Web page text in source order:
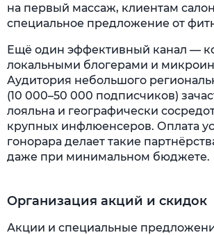
на первый массаж, клиентам
специальное предложение от
Ещё один эффективный канал —
локальными блогерами и
Аудитория небольшого
(10 000–50 000 подписчиков)
лояльна и географически
крупных инфлюенсеров. Оплата
гонорара делает такие
даже при минимальном бюджете.
Организация акций и скидок
Акции и специальные